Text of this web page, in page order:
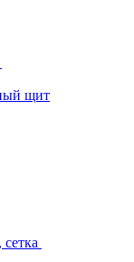
щит